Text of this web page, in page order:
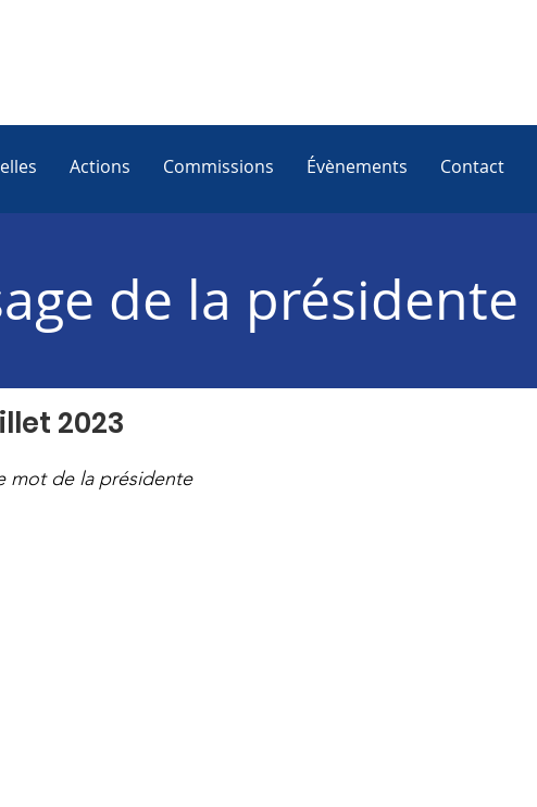
Actions Commissions Évènements Contact
de la présidente
2023
mot de la présidente